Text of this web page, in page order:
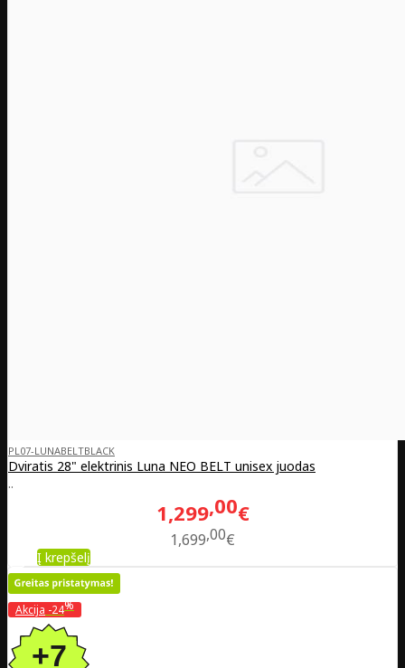
PL07-LUNABELTBLACK
Dviratis 28" elektrinis Luna NEO BELT unisex juodas
..
1,299 00€
1,699 00€
Į krepšelį
Akcija -24%